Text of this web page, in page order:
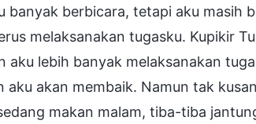
banyak berbicara, tetapi aku masih
melaksanakan tugasku. Kupikir
aku lebih banyak melaksanakan
aku akan membaik. Namun tak
makan malam, tiba-tiba